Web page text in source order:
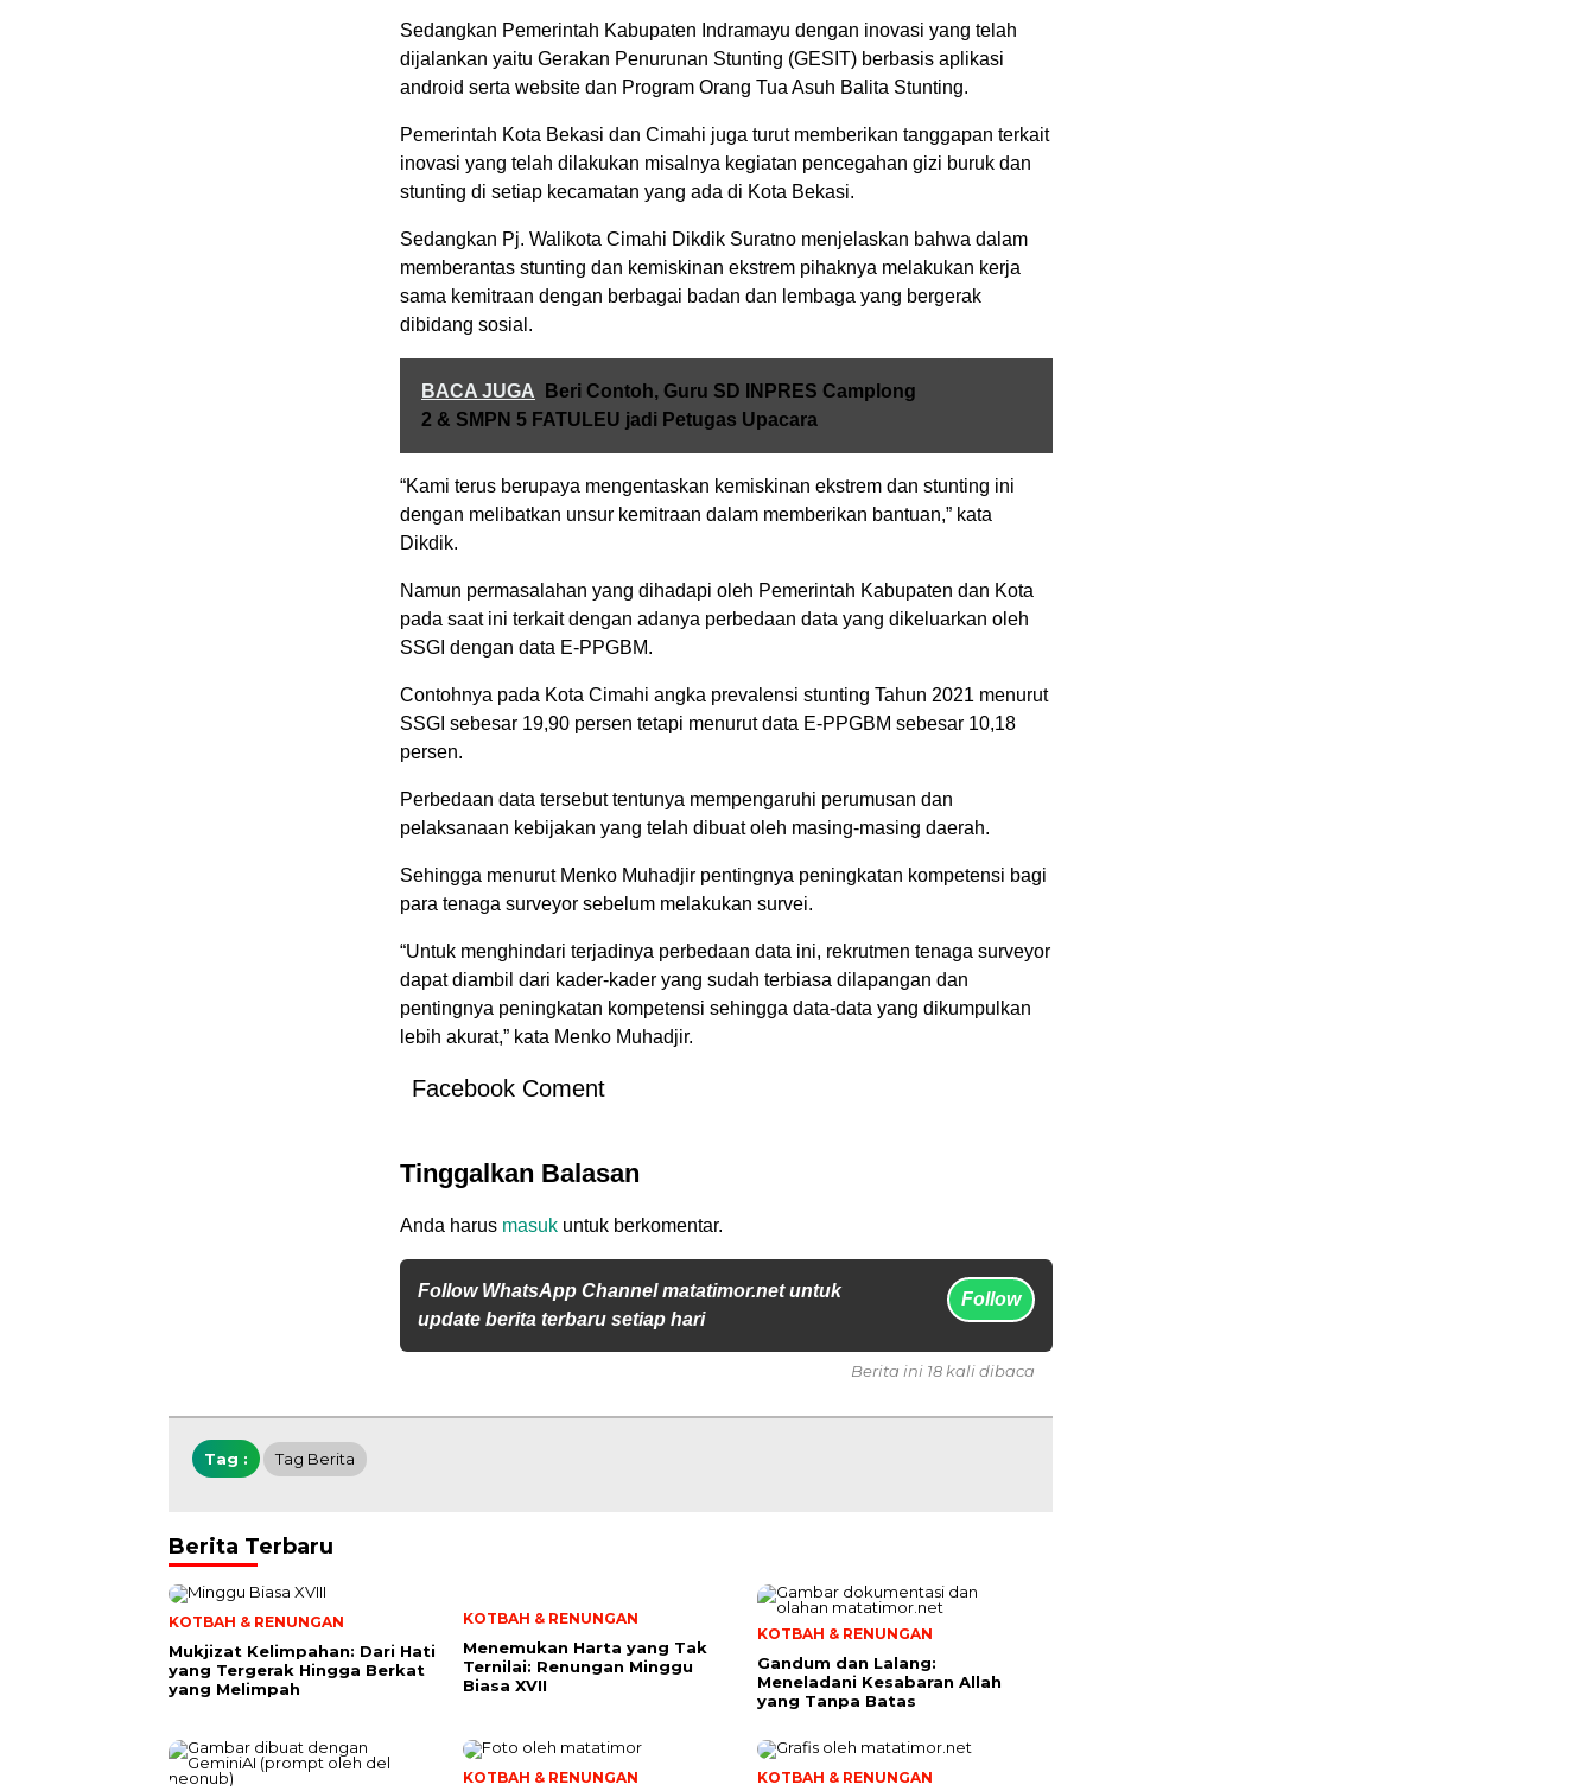
Sedangkan Pemerintah Kabupaten Indramayu dengan inovasi yang telah
dijalankan yaitu Gerakan Penurunan Stunting (GESIT) berbasis aplikasi
android serta website dan Program Orang Tua Asuh Balita Stunting.
Pemerintah Kota Bekasi dan Cimahi juga turut memberikan tanggapan terkait
inovasi yang telah dilakukan misalnya kegiatan pencegahan gizi buruk dan
stunting di setiap kecamatan yang ada di Kota Bekasi.
Sedangkan Pj. Walikota Cimahi Dikdik Suratno menjelaskan bahwa dalam
memberantas stunting dan kemiskinan ekstrem pihaknya melakukan kerja
sama kemitraan dengan berbagai badan dan lembaga yang bergerak
dibidang sosial.
BACA JUGA
Beri Contoh, Guru SD INPRES Camplong
2 & SMPN 5 FATULEU jadi Petugas Upacara
“Kami terus berupaya mengentaskan kemiskinan ekstrem dan stunting ini
dengan melibatkan unsur kemitraan dalam memberikan bantuan,” kata
Dikdik.
Namun permasalahan yang dihadapi oleh Pemerintah Kabupaten dan Kota
pada saat ini terkait dengan adanya perbedaan data yang dikeluarkan oleh
SSGI dengan data E-PPGBM.
Contohnya pada Kota Cimahi angka prevalensi stunting Tahun 2021 menurut
SSGI sebesar 19,90 persen tetapi menurut data E-PPGBM sebesar 10,18
persen.
Perbedaan data tersebut tentunya mempengaruhi perumusan dan
pelaksanaan kebijakan yang telah dibuat oleh masing-masing daerah.
Sehingga menurut Menko Muhadjir pentingnya peningkatan kompetensi bagi
para tenaga surveyor sebelum melakukan survei.
“Untuk menghindari terjadinya perbedaan data ini, rekrutmen tenaga surveyor
dapat diambil dari kader-kader yang sudah terbiasa dilapangan dan
pentingnya peningkatan kompetensi sehingga data-data yang dikumpulkan
lebih akurat,” kata Menko Muhadjir.
Facebook Coment
Tinggalkan Balasan
Anda harus masuk untuk berkomentar.
Follow WhatsApp Channel matatimor.net untuk
update berita terbaru setiap hari
Follow
Berita ini 18 kali dibaca
Tag : Tag Berita
Berita Terbaru
KOTBAH & RENUNGAN
Mukjizat Kelimpahan: Dari Hati
yang Tergerak Hingga Berkat
yang Melimpah
KOTBAH & RENUNGAN
Menemukan Harta yang Tak
Ternilai: Renungan Minggu
Biasa XVII
KOTBAH & RENUNGAN
Gandum dan Lalang:
Meneladani Kesabaran Allah
yang Tanpa Batas
KOTBAH & RENUNGAN KOTBAH & RENUNGAN